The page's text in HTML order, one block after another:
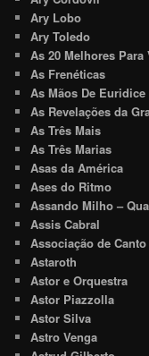
Ary Lobo
Ary Toledo
As 20 Melhores
As Frenéticas
As Mãos De Euridice
As Revelações da
As Três Mais
As Três Marias
Asas da América
Ases do Ritmo
Assando Milho –
Assis Cabral
Associação de
Astaroth
Astor e Orquestra
Astor Piazzolla
Astor Silva
Astro Venga